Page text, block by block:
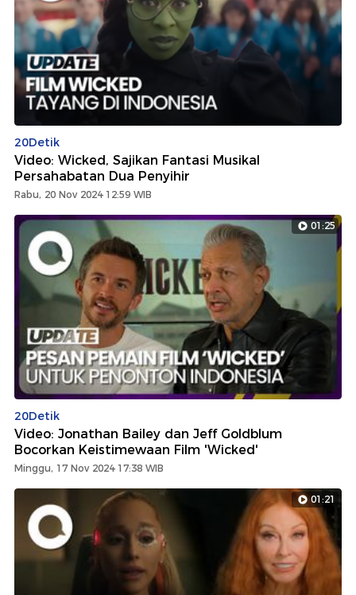
20Detik
Video: Wicked, Sajikan Fantasi Musikal
Persahabatan Dua Penyihir
Rabu, 20 Nov 2024 12:59 WIB
01:25
20Detik
Video: Jonathan Bailey dan Jeff Goldblum
Bocorkan Keistimewaan Film 'Wicked'
Minggu, 17 Nov 2024 17:38 WIB
01:21